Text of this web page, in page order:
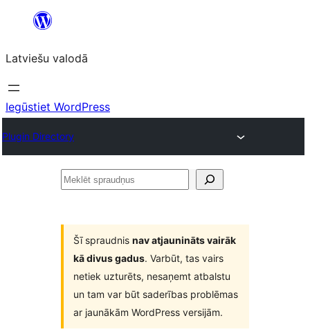
Pāriet
saturu
Latviešu valodā
Iegūstiet WordPress
Plugin Directory
Meklēt
Šī spraudnis nav atjaunināts vairāk
kā divus gadus. Varbūt, tas vairs
netiek uzturēts, nesaņemt atbalstu
un tam var būt saderības problēmas
ar jaunākām WordPress versijām.